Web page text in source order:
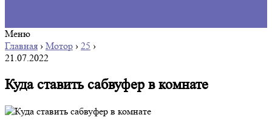
Меню
Главная › Мотор › 25 ›
21.07.2022
Куда ставить сабвуфер в комнате